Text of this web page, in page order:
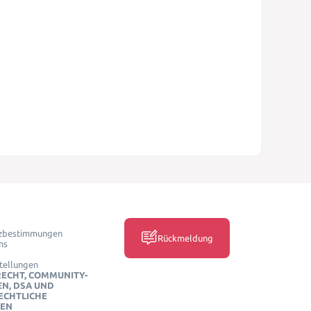
COMMUNITY-
DSA UND
Rückmeldung